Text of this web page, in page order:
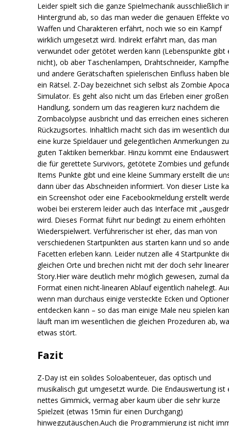
Leider spielt sich die ganze Spielmechanik ausschließlich
Hintergrund ab, so das man weder die genauen Effekte
Waffen und Charakteren erfährt, noch wie so ein Kampf
wirklich umgesetzt wird. Indirekt erfährt man, das man
verwundet oder getötet werden kann (Lebenspunkte gibt
nicht), ob aber Taschenlampen, Drahtschneider,
und andere Gerätschaften spielerischen Einfluss haben
ein Rätsel. Z-Day bezeichnet sich selbst als Zombie
Simulator. Es geht also nicht um das Erleben einer großen
Handlung, sondern um das reagieren kurz nachdem die
Zombacolypse ausbricht und das erreichen eines sicheren
Rückzugsortes. Inhaltlich macht sich das im wesentlich
eine kurze Spieldauer und gelegentlichen Anmerkungen zu
guten Taktiken bemerkbar. Hinzu kommt eine
die für gerettete Survivors, getötete Zombies und
Items Punkte gibt und eine kleine Summary erstellt die
dann über das Abschneiden informiert. Von dieser Liste
ein Screenshot oder eine Facebookmeldung erstellt
wobei bei ersterem leider auch das Interface mit
wird. Dieses Format führt nur bedingt zu einem erhöhten
Wiederspielwert. Verführerischer ist eher, das man von
verschiedenen Startpunkten aus starten kann und so
Facetten erleben kann. Leider nutzen alle 4 Startpunkte
gleichen Orte und brechen nicht mit der doch sehr
Story.Hier wäre deutlich mehr möglich gewesen, zumal
Format einen nicht-linearen Ablauf eigentlich nahelegt.
wenn man durchaus einige versteckte Ecken und
entdecken kann – so das man einige Male neu spielen
läuft man im wesentlichen die gleichen Prozeduren ab,
etwas stört.
Fazit
Z-Day ist ein solides Soloabenteuer, das optisch und
musikalisch gut umgesetzt wurde. Die Endauswertung ist
nettes Gimmick, vermag aber kaum über die sehr kurze
Spielzeit (etwas 15min für einen Durchgang)
hinwegzutäuschen.Auch die Programmierung ist nicht